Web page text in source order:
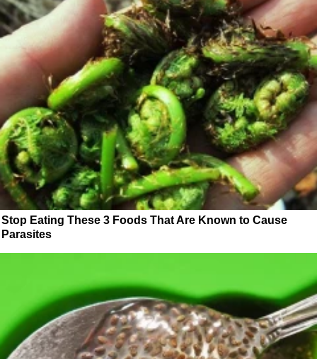
Stop Eating These 3 Foods That Are Known to Cause
Parasites